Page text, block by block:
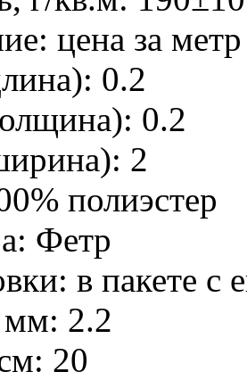
цена за метр
0.2
0.2
2
полиэстер
Фетр
в пакете с
2.2
20